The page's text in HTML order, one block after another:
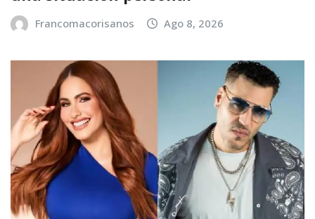
Francomacorisanos Ago 8, 2026